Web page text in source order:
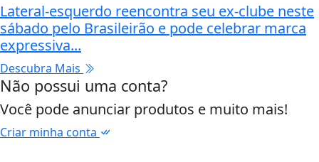
Lateral-esquerdo reencontra seu ex-clube neste
sábado pelo Brasileirão e pode celebrar marca
expressiva...
Descubra Mais
Não possui uma conta?
Você pode anunciar produtos e muito mais!
Criar minha conta